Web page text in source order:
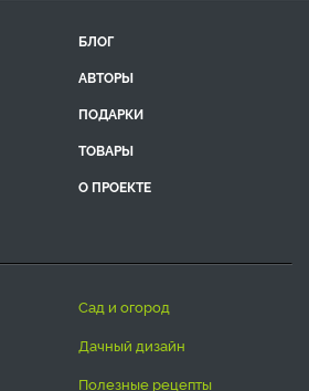
БЛОГ
АВТОРЫ
ПОДАРКИ
ТОВАРЫ
О ПРОЕКТЕ
сад и огород
дачный дизайн
полезные рецепты